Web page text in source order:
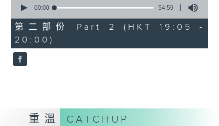
seconds
54
minutes,
59
seconds
00:00 54:59
第二部份 Part 2 (HKT 19:05 -
20:00)
重溫 CATCHUP